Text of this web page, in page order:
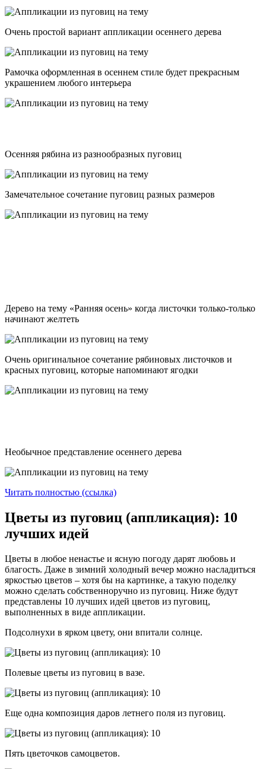
Очень простой вариант аппликации осеннего дерева
Рамочка оформленная в осеннем стиле будет прекрасным
украшением любого интерьера
Осенняя рябина из разнообразных пуговиц
Замечательное сочетание пуговиц разных размеров
Дерево на тему «Ранняя осень» когда листочки только-только
начинают желтеть
Очень оригинальное сочетание рябиновых листочков и
красных пуговиц, которые напоминают ягодки
Необычное представление осеннего дерева
Читать полностью (ссылка)
Цветы из пуговиц (аппликация): 10
лучших идей
Цветы в любое ненастье и ясную погоду дарят любовь и
благость. Даже в зимний холодный вечер можно насладиться
яркостью цветов – хотя бы на картинке, а такую поделку
можно сделать собственноручно из пуговиц. Ниже будут
представлены 10 лучших идей цветов из пуговиц,
выполненных в виде аппликации.
Подсолнухи в ярком цвету, они впитали солнце.
Полевые цветы из пуговиц в вазе.
Еще одна композиция даров летнего поля из пуговиц.
Пять цветочков самоцветов.